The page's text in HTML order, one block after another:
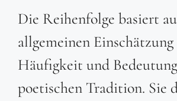
Die Reihenfolge basiert
allgemeinen
Häufigkeit und
poetischen Tradition. Sie